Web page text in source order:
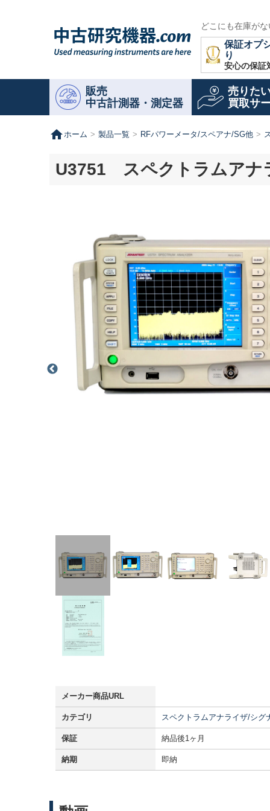
どこにも在庫が
保証オプ
り
安心の保証
販売
中古計測器・測定器
売りた
買取サ
homeホーム 製品一覧 RFパワーメータ/スペアナ/SG他
U3751 スペクトラムアナ
メーカー商品URL
カテゴリ スペクトラムアナライザ/シグ
保証 納品後1ヶ月
納期 即納